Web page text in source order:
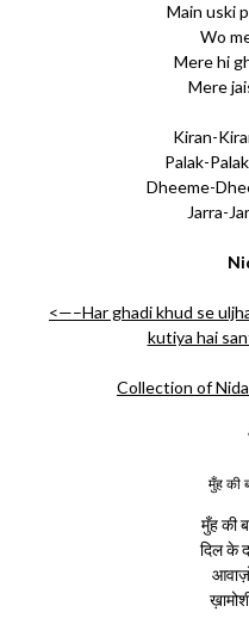
Main uski
Wo
Mere hi
Mere
Kiran-
Palak-
Dheeme-
Jarra-
<—–Har ghadi khud se
kutiya hai
Collection of Nida
मुँह की
मुँह की
दिल के